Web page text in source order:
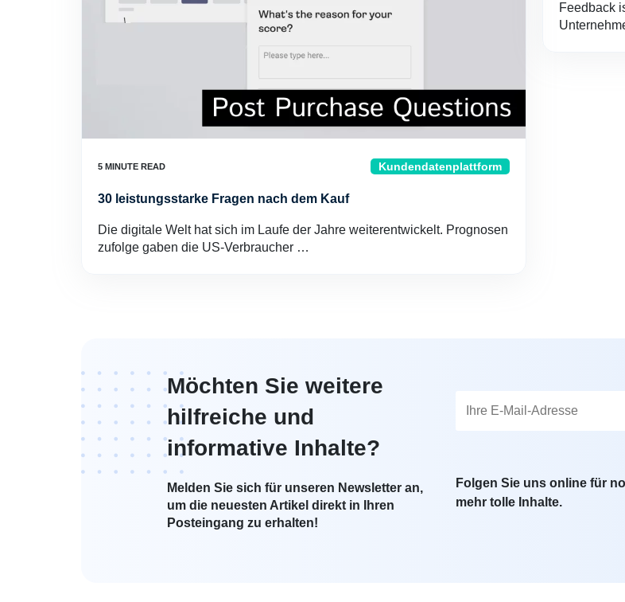
Kundendatenplattform
30 leistungsstarke Fragen nach dem Kauf
Die digitale Welt hat sich im Laufe der Jahre weiterentwickelt. Prognosen
zufolge gaben die US-Verbraucher …
Feedback
Möchten Sie weitere
hilfreiche und
informative Inhalte?
Melden Sie sich für unseren Newsletter an,
um die neuesten Artikel direkt in Ihren
Posteingang zu erhalten!
Folgen Sie uns online für
mehr tolle Inhalte.